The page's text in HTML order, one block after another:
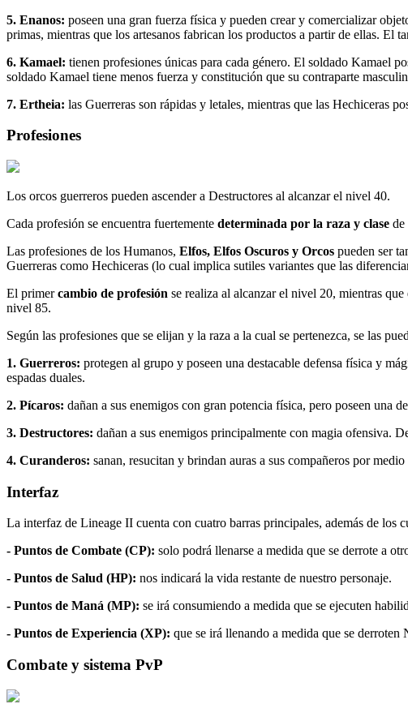
5. Enanos: poseen una gran fuerza física y pueden crear y comercializar
primas, mientras que los artesanos fabrican los productos a partir de ellas. El
6. Kamael: tienen profesiones únicas para cada género. El soldado Kamael
soldado Kamael tiene menos fuerza y constitución que su contraparte
7. Ertheia: las Guerreras son rápidas y letales, mientras que las Hechiceras
Profesiones
Los orcos guerreros pueden ascender a Destructores al alcanzar el nivel 40.
Cada profesión se encuentra fuertemente determinada por la raza y clase de
Las profesiones de los Humanos, Elfos, Elfos Oscuros y Orcos pueden ser
Guerreras como Hechiceras (lo cual implica sutiles variantes que las
El primercambio de profesión se realiza al alcanzar el nivel 20, mientras
nivel 85.
Según las profesiones que se elijan y la raza a la cual se pertenezca, se las
1. Guerreros: protegen al grupo y poseen una destacable defensa física y
espadas duales.
2. Pícaros: dañan a sus enemigos con gran potencia física, pero poseen una
3. Destructores: dañan a sus enemigos principalmente con magia ofensiva.
4. Curanderos: sanan, resucitan y brindan auras a sus compañeros por
Interfaz
La interfaz de Lineage II cuenta con cuatro barras principales, además de los
- Puntos de Combate (CP): solo podrá llenarse a medida que se derrote a
- Puntos de Salud (HP): nos indicará la vida restante de nuestro personaje.
- Puntos de Maná (MP): se irá consumiendo a medida que se ejecuten
- Puntos de Experiencia (XP): que se irá llenando a medida que se
Combate y sistema PvP